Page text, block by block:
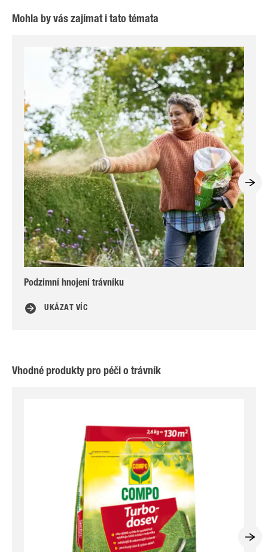
Mohla by vás zajímat i tato témata
Podzimní hnojení trávníku
UKÁZAT VÍC
Vhodné produkty pro péči o trávník